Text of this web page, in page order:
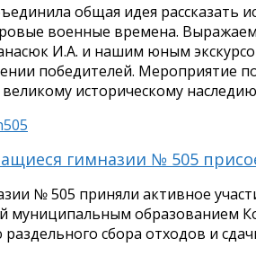
общая идея рассказать
военные времена.
И.А. и нашим юным
победителей. Мероприятие
великому историческому
гимназии № 505
№ 505 приняли активное
муниципальным образованием
сбора отходов и